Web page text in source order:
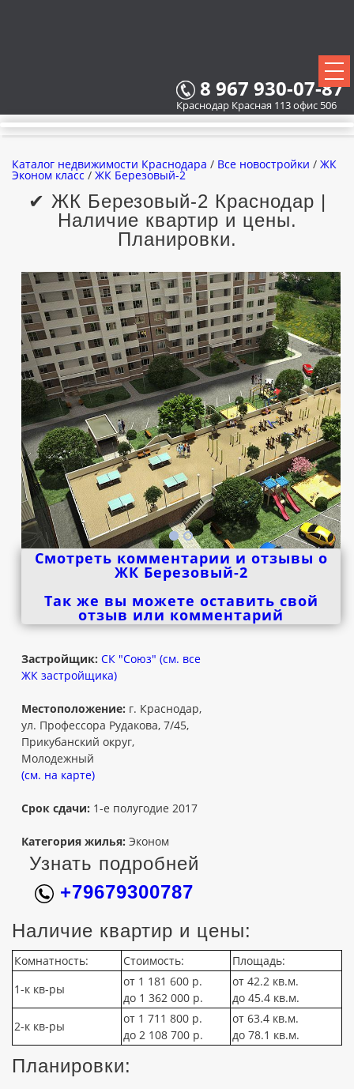
8 967 930-07-87
Краснодар Красная 113 офис 506
ВСЕ НОВОСТРОЙКИ
ЗАСТРОЙЩИКИ
ВСЕ КОТТЕДЖНЫЕ ПОСЕЛКИ
Каталог недвижимости Краснодара / Все новостройки / ЖК
Эконом класс / ЖК Березовый-2
✔ ЖК Березовый-2 Краснодар |
Наличие квартир и цены.
Планировки.
Смотреть комментарии и отзывы о
ЖК Березовый-2
Так же вы можете оставить свой
отзыв или комментарий
Застройщик: СК "Союз" (см. все
ЖК застройщика)
Местоположение: г. Краснодар,
ул. Профессора Рудакова, 7/45,
Прикубанский округ,
Молодежный
(см. на карте)
Срок сдачи: 1-е полугодие 2017
Категория жилья: Эконом
Узнать подробней
+79679300787
Наличие квартир и цены:
Комнатность: Стоимость:
Площадь:
1-к кв-ры
от 1 181 600 р.
до 1 362 000 р.
от 42.2 кв.м.
до 45.4 кв.м.
2-к кв-ры
от 1 711 800 р.
до 2 108 700 р.
от 63.4 кв.м.
до 78.1 кв.м.
Планировки: